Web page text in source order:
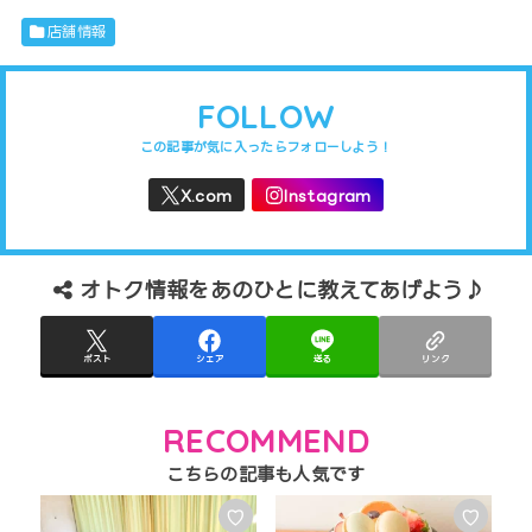
店舗情報
FOLLOW
オトク情報をあのひとに教えてあげよう♪
ポスト シェア 送る リンク
RECOMMEND
♡ ♡